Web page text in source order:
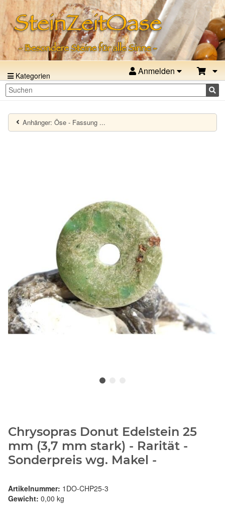
Kategorien Anmelden
Anhänger: Öse - Fassung ...
Chrysopras Donut Edelstein 25
mm (3,7 mm stark) - Rarität -
Sonderpreis wg. Makel -
Artikelnummer: 1DO-CHP25-3
Gewicht: 0,00 kg